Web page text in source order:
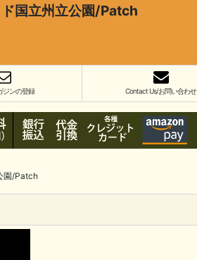
国立州立公園/Patch
ジンの登録 Contact Us/お問い合わせ
園/Patch